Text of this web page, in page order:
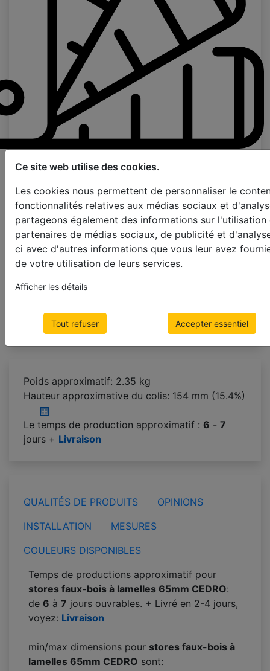
Ce site web utilise des cookies.
Les cookies nous permettent de personnaliser le
fonctionnalités relatives aux médias sociaux et
partageons également des informations sur
partenaires de médias sociaux, de publicité et
ci avec d'autres informations que vous leur avez
de votre utilisation de leurs services.
Afficher les détails
Tout refuser Accepter essentiel
Couleur de Ruban
utilisez cordon d'échelle
38mm
25mm
L'étape suivante
Poids approximatif: 2.35 kg
Hauteur approximative du colis: 154 mm (15.4%)
Le temps de production approximatif : 6 - 7
jours + Livraison
QUALITÉS DE PRODUITS
OPINIONS
INSTALLATION
MESURES
COULEURS DISPONIBLES
Temps de productions approximatif pour
stores faux-bois à lamelles 65mm CEDRO:
de 6 à 7 jours ouvrables. + Livré en 2-4 jours,
voyez: Livraison
min/max dimensions pour stores faux-bois à
lamelles 65mm CEDRO sont: